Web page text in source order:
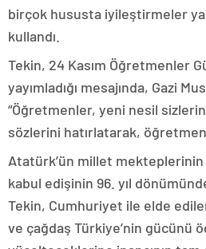
birçok hususta iyileştirmeler
kullandı.
Tekin, 24 Kasım Öğretmenler
yayımladığı mesajında, Gazi
“Öğretmenler, yeni nesil
sözlerini hatırlatarak,
Atatürk’ün millet
kabul edişinin 96. yıl
Tekin, Cumhuriyet ile elde
ve çağdaş Türkiye’nin gücünü